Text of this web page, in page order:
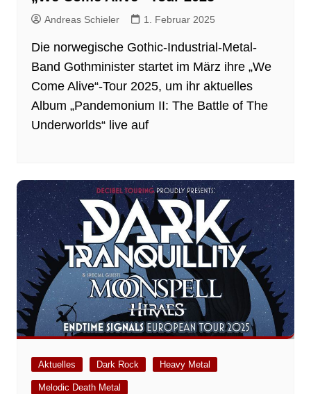
Andreas Schieler 1. Februar 2025
Die norwegische Gothic-Industrial-Metal-
Band Gothminister startet im März ihre „We
Come Alive“-Tour 2025, um ihr aktuelles
Album „Pandemonium II: The Battle of The
Underworlds“ live auf
Aktuelles Dark Rock Heavy Metal
Melodic Death Metal